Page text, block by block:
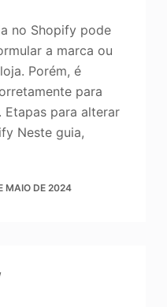
no Shopify pode
a marca ou
Porém, é
para
para alterar
Neste guia,
MAIO DE 2024